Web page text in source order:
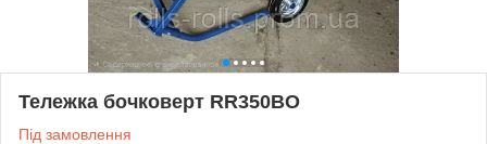
Тележка бочковерт RR350BO
Під замовлення